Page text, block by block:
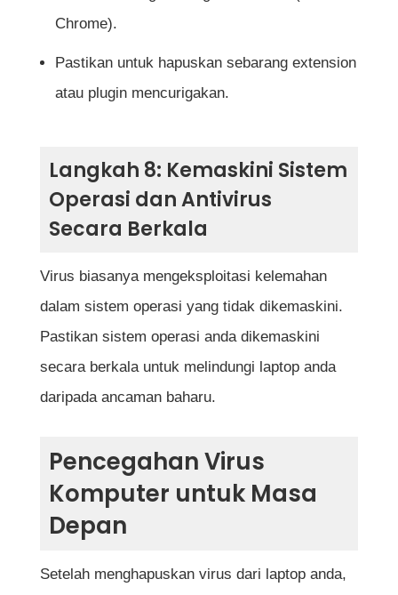
Chrome).
Pastikan untuk hapuskan sebarang extension
atau plugin mencurigakan.
Langkah 8: Kemaskini Sistem
Operasi dan Antivirus
Secara Berkala
Virus biasanya mengeksploitasi kelemahan
dalam sistem operasi yang tidak dikemaskini.
Pastikan sistem operasi anda dikemaskini
secara berkala untuk melindungi laptop anda
daripada ancaman baharu.
Pencegahan Virus
Komputer untuk Masa
Depan
Setelah menghapuskan virus dari laptop anda,